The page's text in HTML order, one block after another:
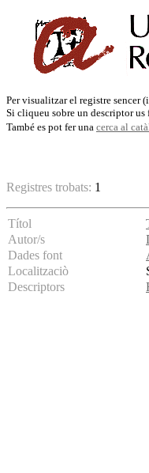
Per visualitzar el registre sencer
Si cliqueu sobre un descriptor us
També es pot fer una cerca al
Registres trobats: 1
Títol
Autor/s
Dades font
Localitzaciò
Descriptors